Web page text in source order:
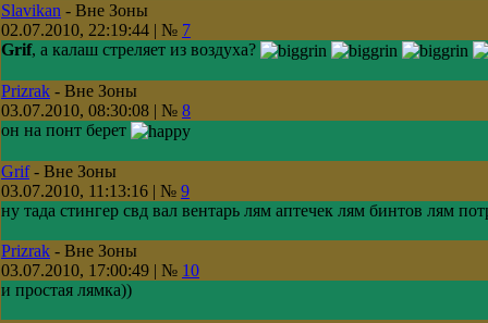
Slavikan - Вне Зоны
02.07.2010, 22:19:44 | № 7
Grif, а калаш стреляет из воздуха?
Prizrak - Вне Зоны
03.07.2010, 08:30:08 | № 8
он на понт берет
Grif- Вне Зоны
03.07.2010, 11:13:16 | № 9
ну тада стингер свд вал вентарь лям аптечек лям бинтов лям
Prizrak - Вне Зоны
03.07.2010, 17:00:49 | № 10
и простая лямка))